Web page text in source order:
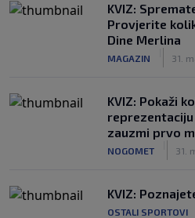
KVIZ:
Provjerite
Dine Merlina
MAGAZIN 31.
KVIZ: Pokaži
reprezentaciju
zauzmi prvo
NOGOMET 31.
KVIZ:
OSTALI SPORTOVI